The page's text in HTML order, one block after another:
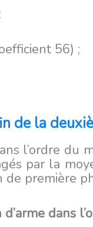
56) ;
de la
l’ordre
par la
première
dans